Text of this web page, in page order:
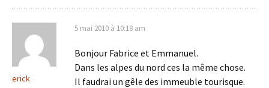
erick
5 mai 2010 à 10:18 am
Bonjour Fabrice et Emmanuel.
Dans les alpes du nord ces la même chose.
Il faudrai un gêle des immeuble tourisque.